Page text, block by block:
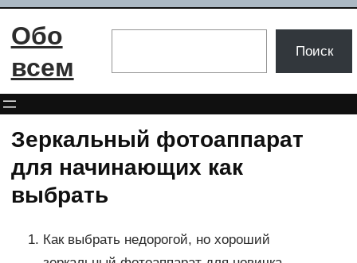
Перейти
Обо
всем
Поиск
Зеркальный фотоаппарат
для начинающих как
выбрать
Как выбрать недорогой, но хороший